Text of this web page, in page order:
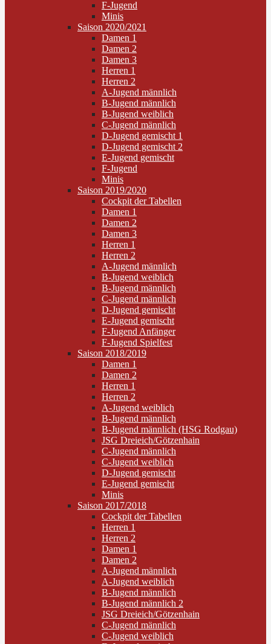
F-Jugend
Minis
Saison 2020/2021
Damen 1
Damen 2
Damen 3
Herren 1
Herren 2
A-Jugend männlich
B-Jugend männlich
B-Jugend weiblich
C-Jugend männlich
D-Jugend gemischt 1
D-Jugend gemischt 2
E-Jugend gemischt
F-Jugend
Minis
Saison 2019/2020
Cockpit der Tabellen
Damen 1
Damen 2
Damen 3
Herren 1
Herren 2
A-Jugend männlich
B-Jugend weiblich
B-Jugend männlich
C-Jugend männlich
D-Jugend gemischt
E-Jugend gemischt
F-Jugend Anfänger
F-Jugend Spielfest
Saison 2018/2019
Damen 1
Damen 2
Herren 1
Herren 2
A-Jugend weiblich
B-Jugend männlich
B-Jugend männlich (HSG Rodgau)
JSG Dreieich/Götzenhain
C-Jugend männlich
C-Jugend weiblich
D-Jugend gemischt
E-Jugend gemischt
Minis
Saison 2017/2018
Cockpit der Tabellen
Herren 1
Herren 2
Damen 1
Damen 2
A-Jugend männlich
A-Jugend weiblich
B-Jugend männlich
B-Jugend männlich 2
JSG Dreieich/Götzenhain
C-Jugend männlich
C-Jugend weiblich